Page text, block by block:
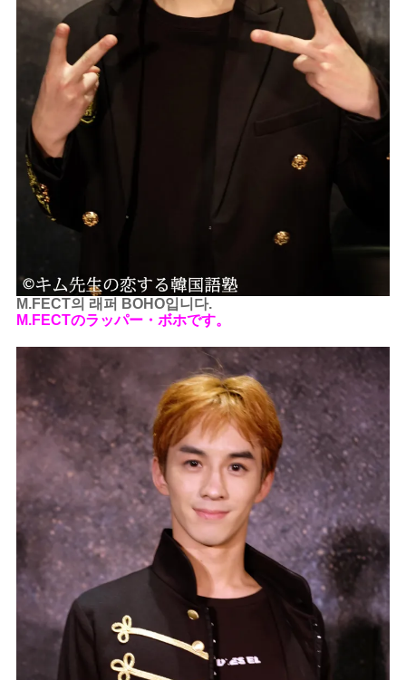
M.FECT의 래퍼 BOHO입니다.
M.FECTのラッパー・ボホです。